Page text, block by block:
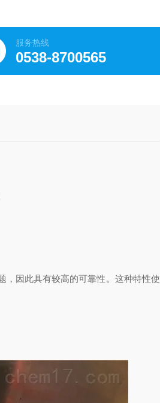
服务热线
0538-8700565
，因此具有较高的可靠性。这种特性使